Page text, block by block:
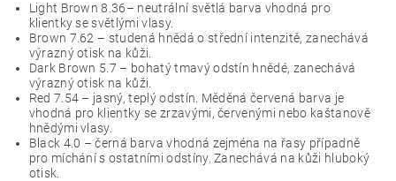
Light Brown 8.36– neutrální světlá barva vhodná pro
klientky se světlými vlasy.
Brown 7.62 – studená hnědá o střední intenzitě, zanechává
výrazný otisk na kůži.
Dark Brown 5.7 – bohatý tmavý odstín hnědé, zanechává
výrazný otisk na kůži.
Red 7.54 – jasný, teplý odstín. Měděná červená barva je
vhodná pro klientky se zrzavými, červenými nebo kaštanově
hnědými vlasy.
Black 4.0 – černá barva vhodná zejména na řasy případně
pro míchání s ostatními odstíny. Zanechává na kůži hluboký
otisk.